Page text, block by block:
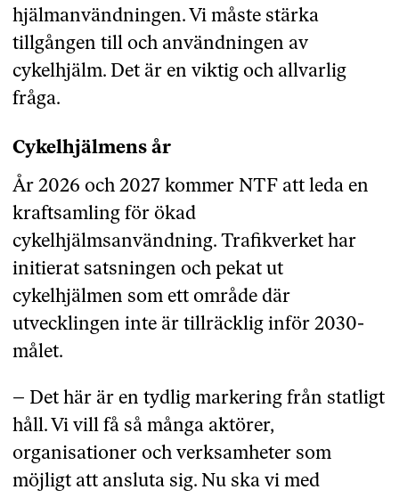
hjälmanvändningen. Vi måste stärka
tillgången till och användningen av
cykelhjälm. Det är en viktig och allvarlig
fråga.
Cykelhjälmens år
År 2026 och 2027 kommer NTF att leda en
kraftsamling för ökad
cykelhjälmsanvändning. Trafikverket har
initierat satsningen och pekat ut
cykelhjälmen som ett område där
utvecklingen inte är tillräcklig inför 2030-
målet.
– Det här är en tydlig markering från statligt
håll. Vi vill få så många aktörer,
organisationer och verksamheter som
möjligt att ansluta sig. Nu ska vi med